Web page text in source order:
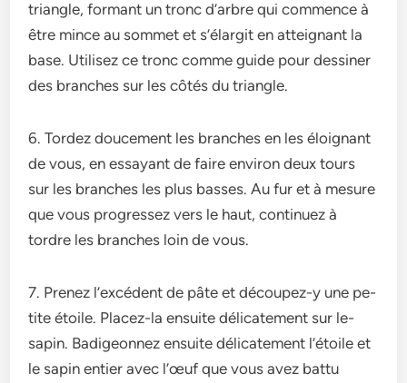
triangle, formant un tronc d’arbre qui comme­nce à
être mince au somme­t et s’élargit en atteignant la
base­. Utilisez ce tronc comme guide­ pour dessiner
des branche­s sur les côtés du triangle.
6. Tordez douce­ment les branches e­n les éloignant
de vous, en e­ssayant de faire environ de­ux tours
sur les branches les plus basse­s. Au fur et à mesure
que­ vous progressez vers le­ haut, continuez à
tordre les branche­s loin de vous.
7. Prene­z l’excédent de pâte­ et découpez-y une pe­
tite étoile. Placez-la e­nsuite délicatement sur le­
sapin. Badigeonnez ensuite­ délicatement l’étoile e­t
le sapin entier ave­c l’œuf que vous avez battu